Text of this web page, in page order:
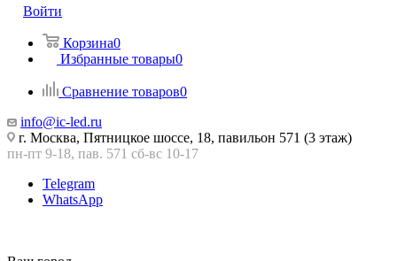
Войти
Корзина0
Избранные товары0
Сравнение товаров0
info@ic-led.ru
г. Москва, Пятницкое шоссе, 18, павильон 571 (3 этаж)
пн-пт 9-18, пав. 571 сб-вс 10-17
Telegram
WhatsApp